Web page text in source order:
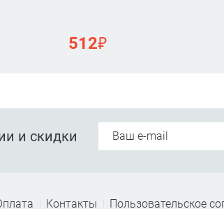
512₽
и скидки
Контакты Пользовательское